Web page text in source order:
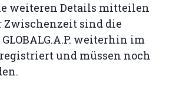
weiteren Details mitteilen
Zwischenzeit sind die
weiterhin im
und müssen noch